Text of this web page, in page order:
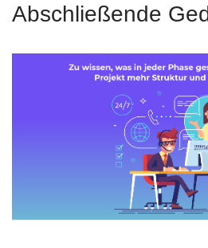
Abschließende